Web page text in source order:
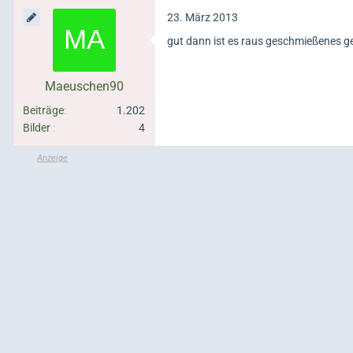
Maeuschen90
Beiträge
1.202
Bilder
4
23. März 2013
gut dann ist es raus geschmießenes